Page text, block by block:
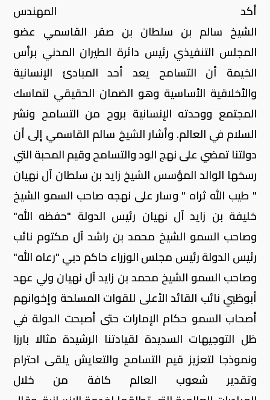
أكد المهندس
الشيخ سالم بن سلطان بن صقر القاسمي عضو
المجلس التنفيذي رئيس دائرة الطيران المدني برأس
الخيمة أن التسامح يعد أحد المبادئ الإنسانية
والأخلاقية الأساسية وهو الضمان الحقيقي لتماسك
المجتمع ووحدته الإنسانية بروح من التسامح ونشر
السلام في العالم. وأشار الشيخ سالم القاسمي إلى أن
دولتنا تمضي على نهج الود والتسامح وقيم المحبة التي
رسخها الوالد المؤسس الشيخ زايد بن سلطان آل نهيان
" طيب الله ثراه " وسار على نهجه صاحب السمو الشيخ
خليفة بن زايد آل نهيان رئيس الدولة "حفظه الله"
وصاحب السمو الشيخ محمد بن راشد آل مكتوم نائب
رئيس الدولة رئيس مجلس الوزراء حاكم دبي "رعاه الله"
وصاحب السمو الشيخ محمد بن زايد آل نهيان ولي عهد
أبوظبي نائب القائد الأعلى للقوات المسلحة وإخوانهم
أصحاب السمو حكام الإمارات حتى أصبحت الدولة في
ظل التوجيهات السديدة لقيادتنا الرشيدة مثالا بارزا
ونموذجا لتعزيز قيم التسامح والتعايش يلقى احترام
وتقدير شعوب العالم كافة من خلال